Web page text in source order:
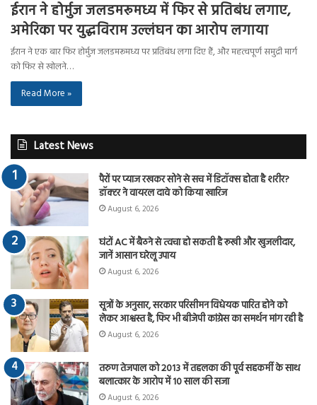
ईरान ने होर्मुज जलडमरूमध्य में फिर से प्रतिबंध लगाए,
अमेरिका पर युद्धविराम उल्लंघन का आरोप लगाया
ईरान ने एक बार फिर होर्मुज जलडमरूमध्य पर प्रतिबंध लगा दिए हैं, और महत्वपूर्ण समुद्री मार्ग
को फिर से खोलने…
Read More »
Latest News
पैरों पर प्याज रखकर सोने से सच में डिटॉक्स होता है शरीर?
डॉक्टर ने वायरल दावे को किया खारिज
August 6, 2026
घंटों AC में बैठने से त्वचा हो सकती है रूखी और खुजलीदार,
जानें आसान घरेलू उपाय
August 6, 2026
सूत्रों के अनुसार, सरकार परिसीमन विधेयक पारित होने को
लेकर आश्वस्त है, फिर भी बीजेपी कांग्रेस का समर्थन मांग रही है
August 6, 2026
तरुण तेजपाल को 2013 में तहलका की पूर्व सहकर्मी के साथ
बलात्कार के आरोप में 10 साल की सजा
August 6, 2026